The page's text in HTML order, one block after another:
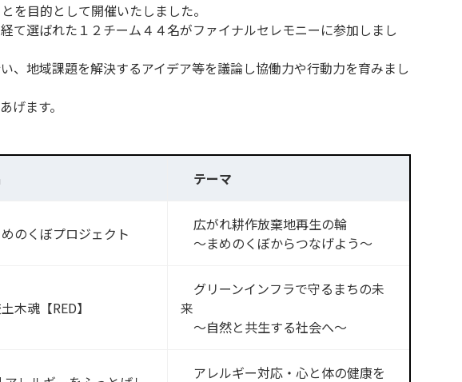
を目的として開催いたしました。
て選ばれた１２チーム４４名がファイナルセレモニーに参加しまし
地域課題を解決するアイデア等を議論し協働力や行動力を育みまし
ます。
テーマ
のくぼプロジェクト
広がれ耕作放棄地再生の輪
～まめのくぼからつなげよう～
木魂【RED】
グリーンインフラで守るまちの未
来
〜自然と共生する社会へ〜
アレルギー対応・心と体の健康を